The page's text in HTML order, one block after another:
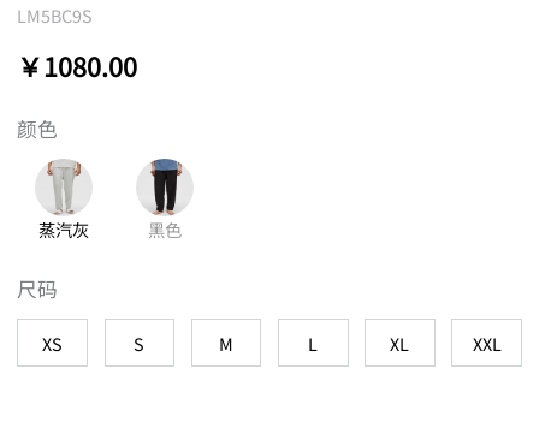
LM5BC9S
￥1080.00
颜色
蒸汽灰 黑色
尺码
XS S M L XL XXL